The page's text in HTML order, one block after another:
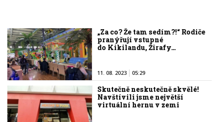
„Za co? Že tam sedím?!“ Rodiče
pranýřují vstupné
do Kikilandu, Žirafy…
11. 08. 2023 05:29
Skutečně neskutečně skvělé!
Navštívili jsme největší
virtuální hernu v zemi